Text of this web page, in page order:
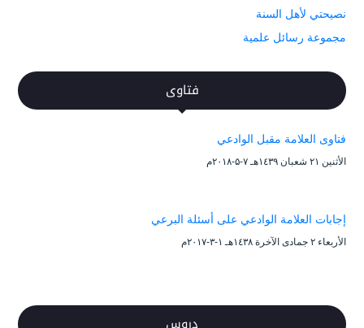
نصيحتي لأهل السنة
مجموعة رسائل علمية
فتاوى
فتاوى العلامة مقبل الوادعي
الأثنين ۲۱ شعبان ۱٤۳۹هـ ۷-۵-۲۰۱۸م
إجابات العلامة الوادعي على أسئلة البرعي
الأربعاء ۲ جمادى الآخرة ۱٤۳۸هـ ۱-۳-۲۰۱۷م